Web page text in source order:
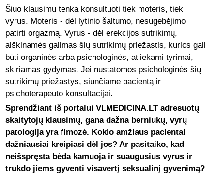
Šiuo klausimu tenka konsultuoti tiek moteris, tiek
vyrus. Moteris - dėl lytinio šaltumo, nesugebėjimo
patirti orgazmą. Vyrus - dėl erekcijos sutrikimų,
aiškinamės galimas šių sutrikimų priežastis, kurios gali
būti organinės arba psichologinės, atliekami tyrimai,
skiriamas gydymas. Jei nustatomos psichologinės šių
sutrikimų priežastys, siunčiame pacientą ir
psichoterapeuto konsultacijai.
Sprendžiant iš portalui VLMEDICINA.LT adresuotų
skaitytojų klausimų, gana dažna berniukų, vyrų
patologija yra fimozė. Kokio amžiaus pacientai
dažniausiai kreipiasi dėl jos? Ar pasitaiko, kad
neišspręsta bėda kamuoja ir suaugusius vyrus ir
trukdo jiems gyventi visavertį seksualinį gyvenimą?